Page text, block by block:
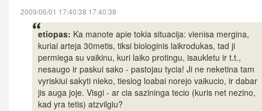
2009/06/01 17:40:38 17:40:38
etiopas: Ka manote apie tokia situacija: vienisa mergina,
kuriai arteja 30metis, tiksi biologinis laikrodukas, tad ji
permiega su vaikinu, kuri laiko protingu, isaukletu ir t.t.,
nesaugo ir paskui sako - pastojau tycia! Ji ne neketina tam
vyriskiui sakyti nieko, tiesiog loabai norejo vaikucio, ir dabar
jis auga joje. Visgi - ar cia sazininga tecio (kuris net nezino,
kad yra tetis) atzvilgiu?